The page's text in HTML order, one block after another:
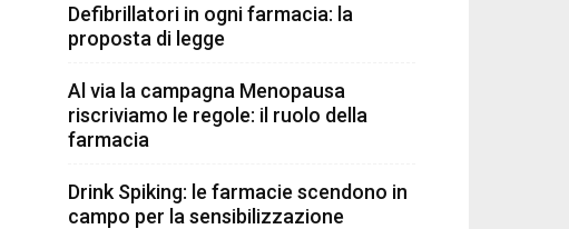
Defibrillatori in ogni farmacia: la
proposta di legge
Al via la campagna Menopausa
riscriviamo le regole: il ruolo della
farmacia
Drink Spiking: le farmacie scendono in
campo per la sensibilizzazione